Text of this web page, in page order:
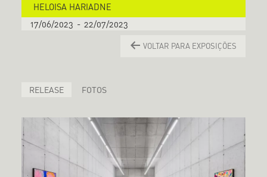
HELOISA HARIADNE
17/06/2023 - 22/07/2023
VOLTAR PARA EXPOSIÇÕES
RELEASE FOTOS